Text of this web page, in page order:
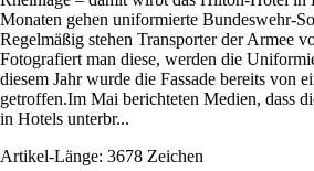
Monaten gehen uniformierte Bundeswehr-
Regelmäßig stehen Transporter der Armee
Fotografiert man diese, werden die
diesem Jahr wurde die Fassade bereits von
getroffen.Im Mai berichteten Medien, dass
in Hotels unterbr...
Artikel-Länge: 3678 Zeichen